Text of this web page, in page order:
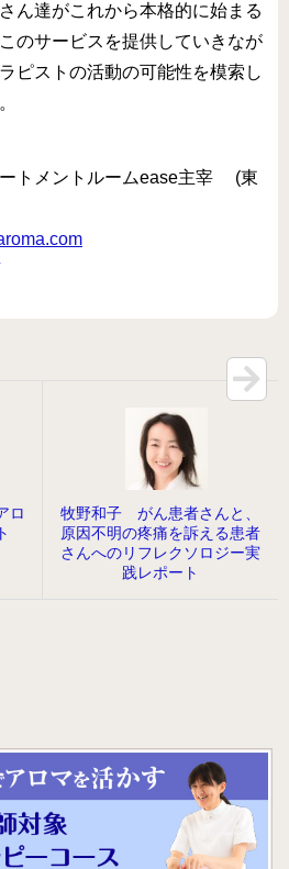
ん達がこれから本格的に始まる
のサービスを提供していきなが
ピストの活動の可能性を模索し
トメントルームease主宰 (東
ロ
牧野和子 がん患者さんと、
原因不明の疼痛を訴える患者
さんへのリフレクソロジー実
践レポート